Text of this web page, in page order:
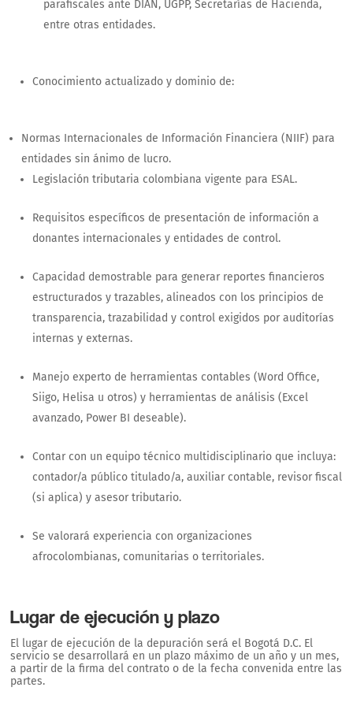
parafiscales ante DIAN, UGPP, Secretarías de Hacienda,
entre otras entidades.
Conocimiento actualizado y dominio de:
Normas Internacionales de Información Financiera (NIIF) para
entidades sin ánimo de lucro.
Legislación tributaria colombiana vigente para ESAL.
Requisitos específicos de presentación de información a
donantes internacionales y entidades de control.
Capacidad demostrable para generar reportes financieros
estructurados y trazables, alineados con los principios de
transparencia, trazabilidad y control exigidos por auditorías
internas y externas.
Manejo experto de herramientas contables (Word Office,
Siigo, Helisa u otros) y herramientas de análisis (Excel
avanzado, Power BI deseable).
Contar con un equipo técnico multidisciplinario que incluya:
contador/a público titulado/a, auxiliar contable, revisor fiscal
(si aplica) y asesor tributario.
Se valorará experiencia con organizaciones
afrocolombianas, comunitarias o territoriales.
Lugar de ejecución y plazo
El lugar de ejecución de la depuración será el Bogotá D.C. El
servicio se desarrollará en un plazo máximo de un año y un mes,
a partir de la firma del contrato o de la fecha convenida entre las
partes.